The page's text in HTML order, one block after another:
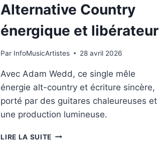
Alternative Country
énergique et libérateur
Par InfoMusicArtistes 28 avril 2026
Avec Adam Wedd, ce single mêle
énergie alt-country et écriture sincère,
porté par des guitares chaleureuses et
une production lumineuse.
LIRE LA SUITE “HERE